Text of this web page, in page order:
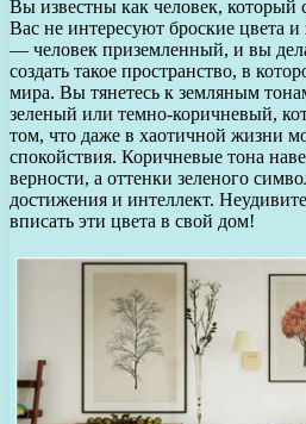
Вы известны как человек, который
Вас не интересуют броские цвета
— человек приземленный, и вы
создать такое пространство, в
мира. Вы тянетесь к земляным
зеленый или темно-коричневый,
том, что даже в хаотичной жизни
спокойствия. Коричневые тона
верности, а оттенки зеленого
достижения и интеллект.
вписать эти цвета в свой дом!